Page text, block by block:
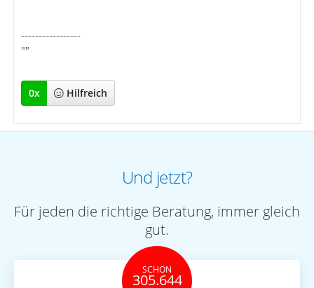
-----------------
""
0x Hilfreich
Und jetzt?
Für jeden die richtige Beratung, immer gleich
gut.
SCHON
305.644